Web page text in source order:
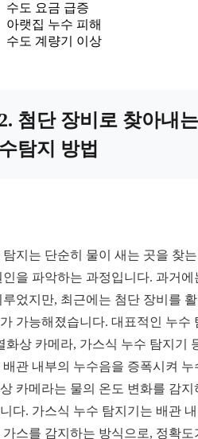
수도 요금 급증
아랫집 누수 피해
수도 계량기 이상
첨단 장비로 찾아내
탐지 방법
탐지는 단순히 물이 새는 곳을 찾
인을 파악하는 과정입니다. 과거
루었지만, 최근에는 첨단 장비를
가능해졌습니다. 대표적인 누수
화상 카메라, 가스식 누수 탐지기
배관 내부의 누수음을 증폭시켜
카메라는 물의 온도 변화를 감
다. 가스식 누수 탐지기는 배관
가스를 감지하는 방식으로, 정확도